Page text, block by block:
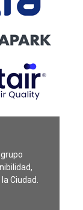
Ciudad.